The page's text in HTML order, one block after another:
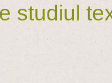
studiul